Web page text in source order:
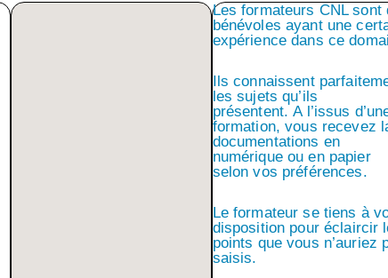
Les formateurs CNL sont
bénévoles ayant une
expérience dans ce
Ils connaissent
les sujets qu’ils
présentent. A l’issus
formation, vous recevez
documentations en
numérique ou en papier
selon vos préférences.
Le formateur se tiens à
disposition pour éclaircir
points que vous n’auriez
saisis.